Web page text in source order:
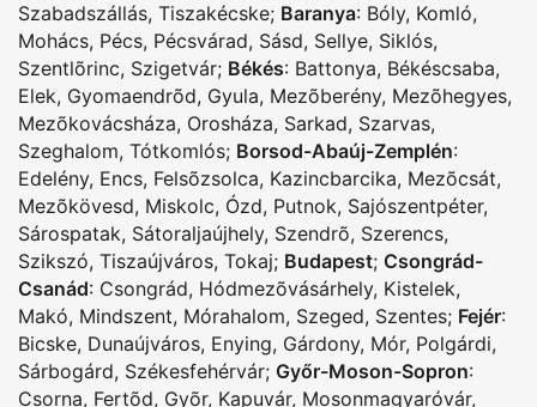
Szabadszállás, Tiszakécske; Baranya: Bóly, Komló,
Mohács, Pécs, Pécsvárad, Sásd, Sellye, Siklós,
Szentlõrinc, Szigetvár; Békés: Battonya, Békéscsaba,
Elek, Gyomaendrõd, Gyula, Mezõberény, Mezõhegyes,
Mezõkovácsháza, Orosháza, Sarkad, Szarvas,
Szeghalom, Tótkomlós; Borsod-Abaúj-Zemplén:
Edelény, Encs, Felsõzsolca, Kazincbarcika, Mezõcsát,
Mezõkövesd, Miskolc, Ózd, Putnok, Sajószentpéter,
Sárospatak, Sátoraljaújhely, Szendrõ, Szerencs,
Szikszó, Tiszaújváros, Tokaj; Budapest; Csongrád-
Csanád: Csongrád, Hódmezõvásárhely, Kistelek,
Makó, Mindszent, Mórahalom, Szeged, Szentes; Fejér:
Bicske, Dunaújváros, Enying, Gárdony, Mór, Polgárdi,
Sárbogárd, Székesfehérvár; Győr-Moson-Sopron:
Csorna, Fertõd, Gyõr, Kapuvár, Mosonmagyaróvár,